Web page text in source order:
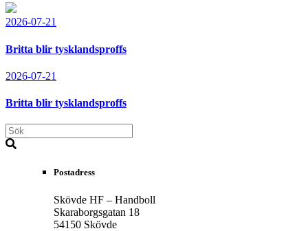
2026-07-21
Britta blir tysklandsproffs
2026-07-21
Britta blir tysklandsproffs
Postadress
Skövde HF – Handboll
Skaraborgsgatan 18
54150 Skövde